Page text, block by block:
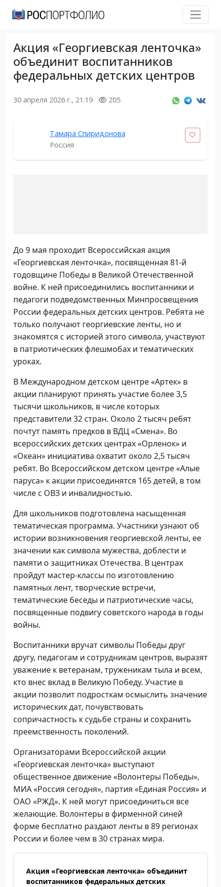
Акция «Георгиевская ленточка»
объединит воспитанников
федеральных детских центров
30 апреля 2026 г., 21:19 205
Тамара Спиридонова
Россия
До 9 мая проходит Всероссийская акция
«Георгиевская ленточка», посвященная 81-й
годовщине Победы в Великой Отечественной
войне. К ней присоединились воспитанники и
педагоги подведомственных Минпросвещения
России федеральных детских центров. Ребята не
только получают георгиевские ленты, но и
знакомятся с историей этого символа, участвуют
в патриотических флешмобах и тематических
уроках.
В Международном детском центре «Артек» в
акции планируют принять участие более 3,5
тысячи школьников, в числе которых
представители 32 стран. Около 2 тысяч ребят
почтут память предков в ВДЦ «Смена». Во
всероссийских детских центрах «Орленок» и
«Океан» инициатива охватит около 2,5 тысяч
ребят. Во Всероссийском детском центре «Алые
паруса» к акции присоединятся 165 детей, в том
числе с ОВЗ и инвалидностью.
Для школьников подготовлена насыщенная
тематическая программа. Участники узнают об
истории возникновения георгиевской ленты, ее
значении как символа мужества, доблести и
памяти о защитниках Отечества. В центрах
пройдут мастер-классы по изготовлению
памятных лент, творческие встречи,
тематические беседы и патриотические часы,
посвященные подвигу советского народа в годы
войны.
Воспитанники вручат символы Победы друг
другу, педагогам и сотрудникам центров, выразят
уважение к ветеранам, труженикам тыла и всем,
кто внес вклад в Великую Победу. Участие в
акции позволит подросткам осмыслить значение
исторических дат, почувствовать
сопричастность к судьбе страны и сохранить
преемственность поколений.
Организаторами Всероссийской акции
«Георгиевская ленточка» выступают
общественное движение «Волонтеры Победы»,
МИА «Россия сегодня», партия «Единая Россия» и
ОАО «РЖД». К ней могут присоединиться все
желающие. Волонтеры в фирменной синей
форме бесплатно раздают ленты в 89 регионах
России и более чем в 30 странах мира.
Акция «Георгиевская ленточка» объединит
воспитанников федеральных детских